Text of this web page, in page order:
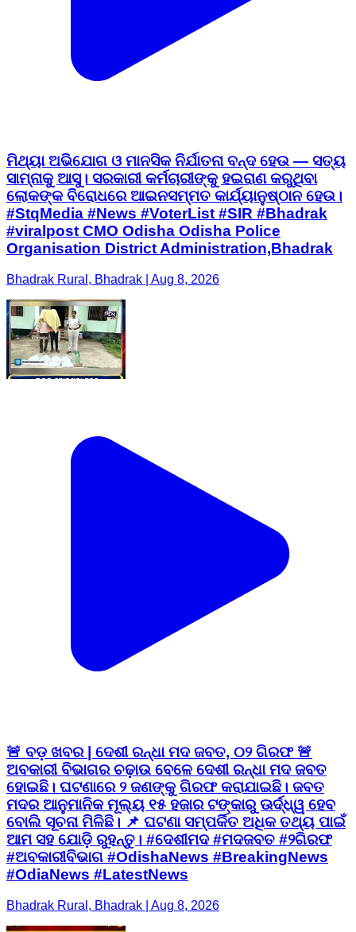
ମିଥ୍ୟା ଅଭିଯୋଗ ଓ ମାନସିକ ନିର୍ଯାତନା ବନ୍ଦ ହେଉ — ସତ୍ୟ
ସାମ୍ନାକୁ ଆସୁ। ସରକାରୀ କର୍ମଚାରୀଙ୍କୁ ହଇରାଣ କରୁଥିବା
ଲୋକଙ୍କ ବିରୋଧରେ ଆଇନସମ୍ମତ କାର୍ଯ୍ୟାନୁଷ୍ଠାନ ହେଉ।
#StqMedia #News #VoterList #SIR #Bhadrak
#viralpost CMO Odisha Odisha Police
Organisation District Administration,Bhadrak
Bhadrak Rural, Bhadrak | Aug 8, 2026
🚨 ବଡ଼ ଖବର | ଦେଶୀ ରନ୍ଧା ମଦ ଜବତ, ୦୨ ଗିରଫ 🚨
ଅବକାରୀ ବିଭାଗର ଚଢ଼ାଉ ବେଳେ ଦେଶୀ ରନ୍ଧା ମଦ ଜବତ
ହୋଇଛି। ଘଟଣାରେ ୨ ଜଣଙ୍କୁ ଗିରଫ କରାଯାଇଛି। ଜବତ
ମଦର ଆନୁମାନିକ ମୂଲ୍ୟ ୧୫ ହଜାର ଟଙ୍କାରୁ ଊର୍ଦ୍ଧ୍ୱ ହେବ
ବୋଲି ସୂଚନା ମିଳିଛି। 📌 ଘଟଣା ସମ୍ପର୍କିତ ଅଧିକ ତଥ୍ୟ ପାଇଁ
ଆମ ସହ ଯୋଡ଼ି ରୁହନ୍ତୁ। #ଦେଶୀମଦ #ମଦଜବତ #୨ଗିରଫ
#ଅବକାରୀବିଭାଗ #OdishaNews #BreakingNews
#OdiaNews #LatestNews
Bhadrak Rural, Bhadrak | Aug 8, 2026